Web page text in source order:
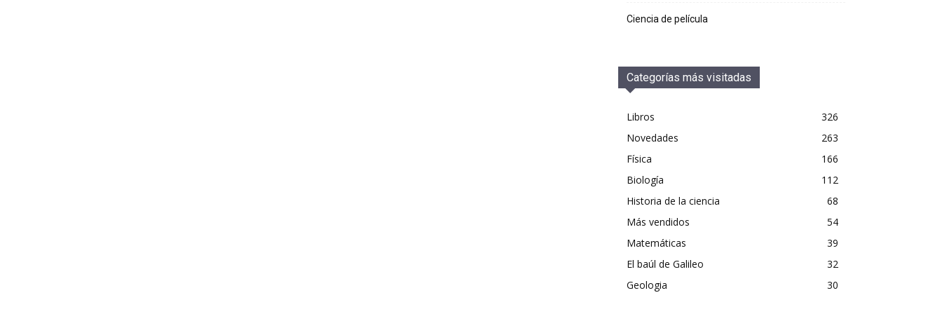
Ciencia de película
Categorías más visitadas
Libros
326
Novedades
263
Física
166
Biología
112
Historia de la ciencia
68
Más vendidos
54
Matemáticas
39
El baúl de Galileo
32
Geologia
30